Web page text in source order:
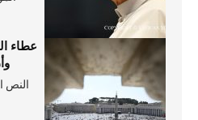
عطاء
النص